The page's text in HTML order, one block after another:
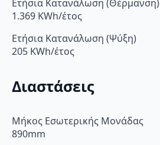
Ετήσια Κατανάλωση (Θέρμανση)
1.369 KWh/έτος
Ετήσια Κατανάλωση (Ψύξη)
205 KWh/έτος
Διαστάσεις
Μήκος Εσωτερικής Μονάδας
890mm